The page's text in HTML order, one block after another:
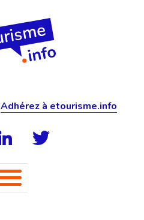
Adhérez à etourisme.info